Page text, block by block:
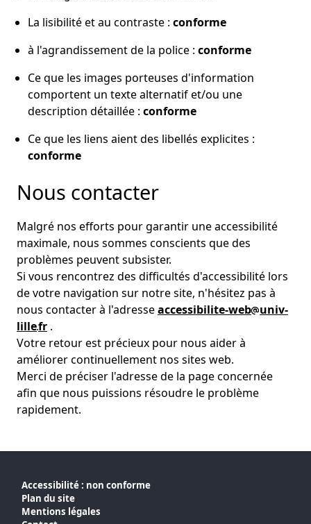
La lisibilité et au contraste : conforme
à l'agrandissement de la police : conforme
Ce que les images porteuses d'information
comportent un texte alternatif et/ou une
description détaillée : conforme
Ce que les liens aient des libellés explicites :
conforme
Nous contacter
Malgré nos efforts pour garantir une accessibilité
maximale, nous sommes conscients que des
problèmes peuvent subsister.
Si vous rencontrez des difficultés d'accessibilité lors
de votre navigation sur notre site, n'hésitez pas à
nous contacter à l'adresseaccessibilite-web univ-
lillefr .
Votre retour est précieux pour nous aider à
améliorer continuellement nos sites web.
Merci de préciser l'adresse de la page concernée
afin que nous puissions résoudre le problème
rapidement.
Accessibilité : non conforme
Plan du site
Mentions légales